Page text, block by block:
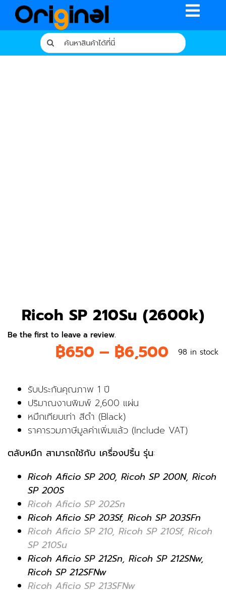
Toggle
Search
for:
Ricoh SP 210Su (2600k)
Be the first to leave a review.
฿650 – ฿6,500 Price
98 in stock
รับประกันคุณภาพ 1 ปี
ปริมาณงานพิมพ์ 2,600 แผ่น
หมึกเทียบเท่า สีดำ (Black)
ราคารวมภาษีมูลค่าเพิ่มแล้ว (Include VAT)
ตลับหมึก สามารถใช้กับ เครื่องปริ้น รุ่น:
Ricoh Aficio SP 200, Ricoh SP 200N, Ricoh
SP 200S
Ricoh Aficio SP 202Sn
Ricoh Aficio SP 203Sf, Ricoh SP 203SFn
Ricoh Aficio SP 210, Ricoh SP 210Sf, Ricoh
SP 210Su
Ricoh Aficio SP 212Sn, Ricoh SP 212SNw,
Ricoh SP 212SFNw
Ricoh Aficio SP 213SFNw